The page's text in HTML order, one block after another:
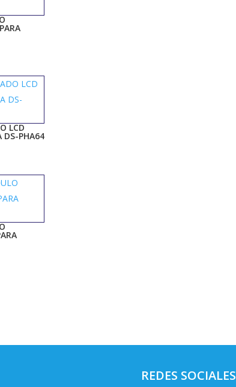
LCD
DS-PHA64
REDES SOCIALES